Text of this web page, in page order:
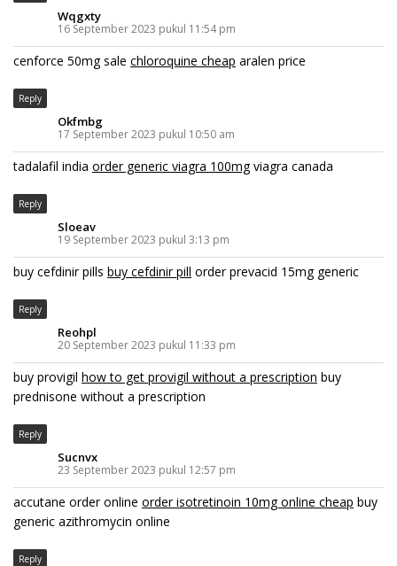
Wqgxty
16 September 2023 pukul 11:54 pm
cenforce 50mg sale chloroquine cheap aralen price
Reply
Okfmbg
17 September 2023 pukul 10:50 am
tadalafil india order generic viagra 100mgviagra canada
Reply
Sloeav
19 September 2023 pukul 3:13 pm
buy cefdinir pills buy cefdinir pill order prevacid 15mg generic
Reply
Reohpl
20 September 2023 pukul 11:33 pm
buy provigil how to get provigil without a prescription buy
prednisone without a prescription
Reply
Sucnvx
23 September 2023 pukul 12:57 pm
accutane order online order isotretinoin 10mg online cheap buy
generic azithromycin online
Reply